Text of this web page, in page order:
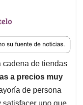
cadena de tiendas
a precios muy
de persona